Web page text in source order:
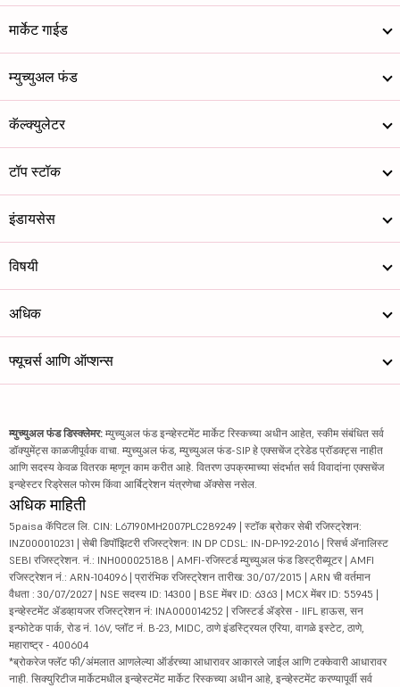
मार्केट गाईड
म्युच्युअल फंड
कॅल्क्युलेटर
टॉप स्टॉक
इंडायसेस
विषयी
अधिक
फ्यूचर्स आणि ऑप्शन्स
म्युच्युअल फंड डिस्क्लेमर: म्युच्युअल फंड इन्व्हेस्टमेंट मार्केट रिस्कच्या अधीन आहेत, स्कीम संबंधित सर्व
डॉक्युमेंट्स काळजीपूर्वक वाचा. म्युच्युअल फंड, म्युच्युअल फंड-SIP हे एक्सचेंज ट्रेडेड प्रॉडक्ट्स नाहीत
आणि सदस्य केवळ वितरक म्हणून काम करीत आहे. वितरण उपक्रमाच्या संदर्भात सर्व विवादांना एक्सचेंज
इन्व्हेस्टर रिड्रेसल फोरम किंवा आर्बिट्रेशन यंत्रणेचा ॲक्सेस नसेल.
अधिक माहिती
5paisa कॅपिटल लि. CIN: L67190MH2007PLC289249 | स्टॉक ब्रोकर सेबी रजिस्ट्रेशन:
INZ000010231 | सेबी डिपॉझिटरी रजिस्ट्रेशन: IN DP CDSL: IN-DP-192-2016 | रिसर्च ॲनालिस्ट
SEBI रजिस्ट्रेशन. नं.: INH000025188 | AMFI-रजिस्टर्ड म्युच्युअल फंड डिस्ट्रीब्यूटर | AMFI
रजिस्ट्रेशन नं.: ARN-104096 | प्रारंभिक रजिस्ट्रेशन तारीख: 30/07/2015 | ARN ची वर्तमान
वैधता : 30/07/2027 | NSE सदस्य ID: 14300 | BSE मेंबर ID: 6363 | MCX मेंबर ID: 55945 |
इन्व्हेस्टमेंट ॲडव्हायजर रजिस्ट्रेशन नं: INA000014252 | रजिस्टर्ड ॲड्रेस - IIFL हाऊस, सन
इन्फोटेक पार्क, रोड नं. 16V, प्लॉट नं. B-23, MIDC, ठाणे इंडस्ट्रियल एरिया, वागळे इस्टेट, ठाणे,
महाराष्ट्र - 400604
*ब्रोकरेज फ्लॅट फी/अंमलात आणलेल्या ऑर्डरच्या आधारावर आकारले जाईल आणि टक्केवारी आधारावर
नाही. सिक्युरिटीज मार्केटमधील इन्व्हेस्टमेंट मार्केट रिस्कच्या अधीन आहे, इन्व्हेस्टमेंट करण्यापूर्वी सर्व